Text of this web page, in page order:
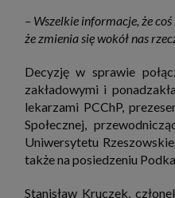
– Wszelkie informacje, że
że zmienia się wokół nas
Decyzję w sprawie
zakładowymi i
lekarzami PCChP,
Społecznej,
Uniwersytetu
także na posiedzeniu
Stanisław Kruczek,